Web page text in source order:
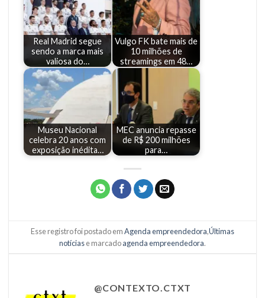
Real Madrid segue
sendo a marca mais
valiosa do…
Vulgo FK bate mais de
10 milhões de
streamings em 48…
Museu Nacional
celebra 20 anos com
exposição inédita…
MEC anuncia repasse
de R$ 200 milhões
para…
Esse registro foi postado emAgenda empreendedora,Últimas
notíciase marcadoagenda empreendedora.
@CONTEXTO.CTXT